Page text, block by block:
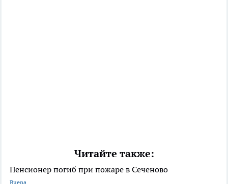
Читайте также:
Пенсионер погиб при пожаре в Сеченово
Вчера